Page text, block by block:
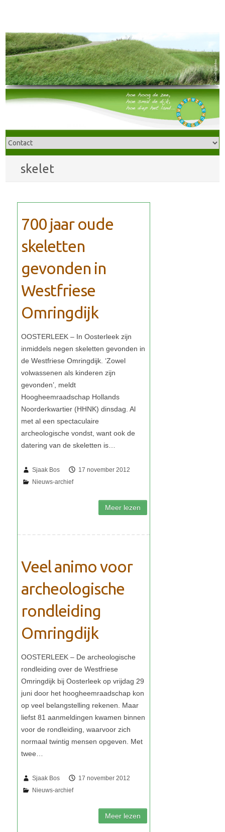
skelet
700 jaar oude
skeletten
gevonden in
Westfriese
Omringdijk
Sjaak Bos 17 november 2012
Veel animo voor
archeologische
rondleiding
Omringdijk
Sjaak Bos 17 november 2012